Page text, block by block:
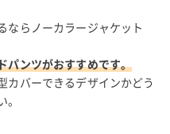
ならノーカラージャケット
パンツがおすすめです。
カバーできるデザインかどう